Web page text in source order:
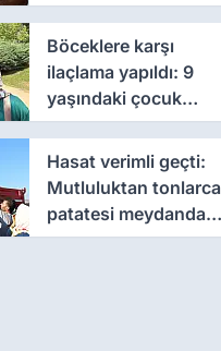
Böceklere karşı
ilaçlama yapıldı: 9
yaşındaki çocuk
öldü, annesi yoğun
bakımda
Hasat verimli geçti:
Mutluluktan tonlarca
patatesi meydanda
dağıttı